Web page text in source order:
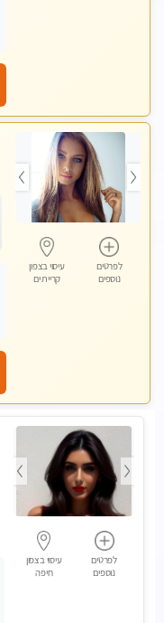
לפרטים
נוספים
עיסוי בצפון
קריית ים
לפרטים
נוספים
עיסוי בצפון
חיפה